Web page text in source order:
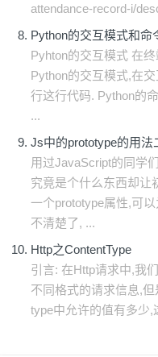
attendance-record-i/
Python的交互模式和命
Pyhton的交互模式 在
Python的交互模式,在
行这行代码. Python的
...
Js中的prototype的用法
用过JavaScript的同学
究竟是个什么东西却让
一个prototype属性,可
不清楚了, ...
Http之ContentType
引言: 在Http请求中,我
不同格式的请求信息,
type中允许的值有多少,